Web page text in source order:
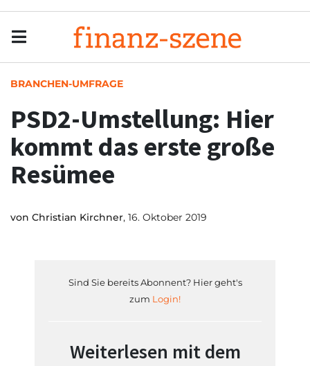
BRANCHEN-UMFRAGE
PSD2-Umstellung: Hier
kommt das erste große
Resümee
von Christian Kirchner, 16. Oktober 2019
Sind Sie bereits Abonnent? Hier geht's
zum Login!
Weiterlesen mit dem